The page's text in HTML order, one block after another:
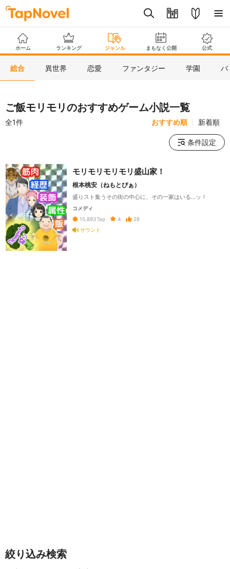
ホーム ランキング ジャンル まもなく公開 公式
総合 異世界 恋愛 ファンタジー 学園 バ
ご飯モリモリのおすすめゲーム小説一覧
全1件 おすすめ順 新着順
条件設定
モリモリモリモリ盛山家！
根本桃安（ねもとぴぁ）
盛りスト集うその街の中心に、その一家はいる…ッ！
コメディ
10,893Tap 4
28
サウンド
絞り込み検索